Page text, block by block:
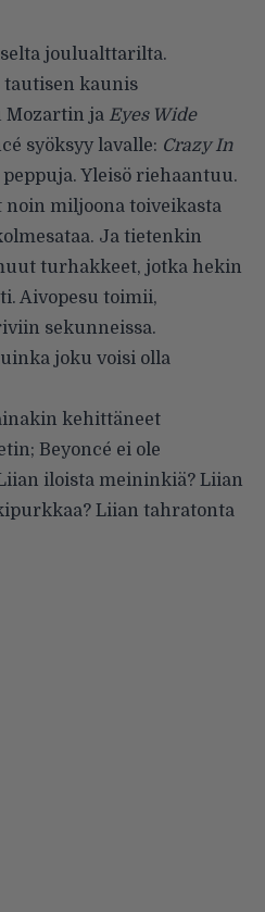
joulualttarilta.
kaunis
Mozartin ja Eyes Wide
syöksyy lavalle: Crazy In
Yleisö riehaantuu.
miljoona toiveikasta
Ja tietenkin
turhakkeet, jotka hekin
Aivopesu toimii,
sekunneissa.
joku voisi olla
kehittäneet
Beyoncé ei ole
iloista meininkiä? Liian
Liian tahratonta